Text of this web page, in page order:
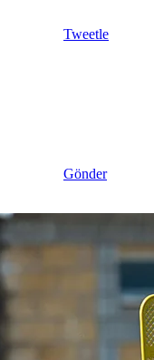
Tweetle
Gönder